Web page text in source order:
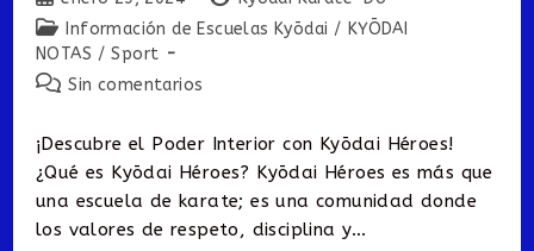
de
la
entrada:
de
Categoría
de
la
Información de Escuelas Kyōdai / KYŌDAI
NOTAS / Sport
Comentarios
la
entrada:
Sin comentarios
¡Descubre el Poder Interior con Kyōdai Héroes!
¿Qué es Kyōdai Héroes? Kyōdai Héroes es más que
una escuela de karate; es una comunidad donde
los valores de respeto, disciplina y…